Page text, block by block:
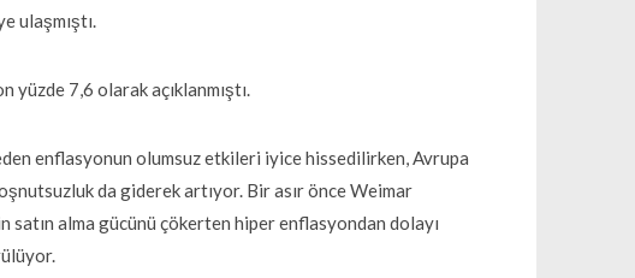
ulaşmıştı.
yüzde 7,6 olarak açıklanmıştı.
enflasyonun olumsuz etkileri iyice hissedilirken, Avrupa
da giderek artıyor. Bir asır önce Weimar
alma gücünü çökerten hiper enflasyondan dolayı